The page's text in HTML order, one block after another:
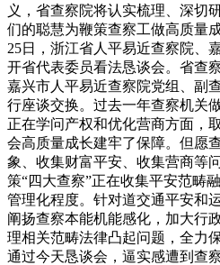
义，省查察院将认实梳理、深切
们的聪慧为鞭策查察工做高质量
25日，浙江省人平易近查察院、
开省代表委员看法恳谈会。省查
嘉兴市人平易近查察院党组、副
行座谈交换。过去一年查察机关
正在学问产权和优化营商方面，
会高质量成长建牢了保障。但愿
象、收集财富平安、收集营商等
策“四大查察”正在收集平安范畴
管理化程度。针对道交通平安和
阐扬查察本能机能感化，加大行
理相关范畴法律凸起问题，全力
通过今天恳谈会，逼实感遭到查